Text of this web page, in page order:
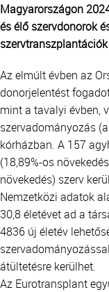
Magyarországon
és élő szervdonorok
Az elmúlt évben az
donorjelentést
mint a tavalyi évben,
szervadományozás
kórházban. A 157
(18,89%-os
növekedés) szerv
Nemzetközi adatok
30,8 életévet ad a
4836 új életév
átültetésre kerülhet.
Az Eurotransplant